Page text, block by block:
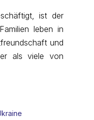
ist der
leben in
und
als viele von